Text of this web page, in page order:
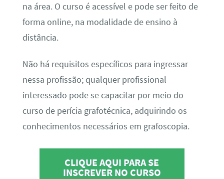
na área. O curso é acessível e pode ser feito de
forma online, na modalidade de ensino à
distância.
Não há requisitos específicos para ingressar
nessa profissão; qualquer profissional
interessado pode se capacitar por meio do
curso de perícia grafotécnica, adquirindo os
conhecimentos necessários em grafoscopia.
CLIQUE AQUI PARA SE
INSCREVER NO CURSO